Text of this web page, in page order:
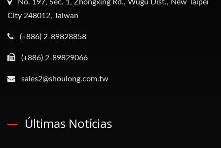
No. 197, Sec. 1, Zhongxing Rd., Wugu Dist., New Taipei
City 248012, Taiwan
(+886) 2-89828858
(+886) 2-89829066
sales2@shoulong.com.tw
Últimas Notícias